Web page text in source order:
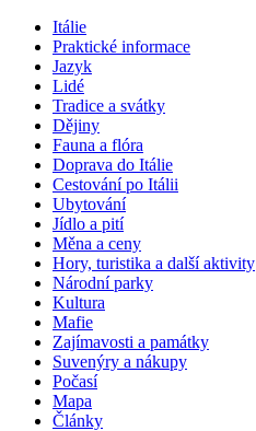
Itálie
Praktické informace
Jazyk
Lidé
Tradice a svátky
Dějiny
Fauna a flóra
Doprava do Itálie
Cestování po Itálii
Ubytování
Jídlo a pití
Měna a ceny
Hory, turistika a další aktivity
Národní parky
Kultura
Mafie
Zajímavosti a památky
Suvenýry a nákupy
Počasí
Mapa
Články